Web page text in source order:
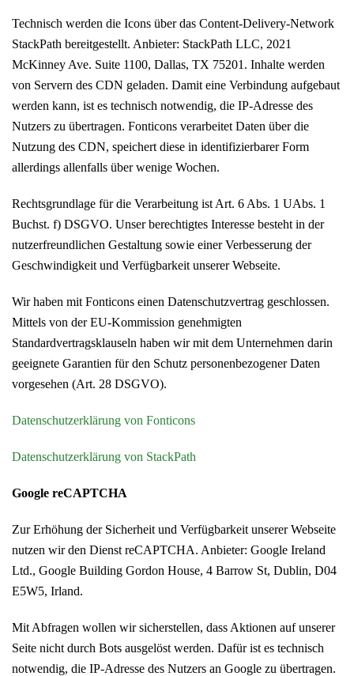
Technisch werden die Icons über das Content-Delivery-Network
StackPath bereitgestellt. Anbieter: StackPath LLC, 2021
McKinney Ave. Suite 1100, Dallas, TX 75201. Inhalte werden
von Servern des CDN geladen. Damit eine Verbindung aufgebaut
werden kann, ist es technisch notwendig, die IP-Adresse des
Nutzers zu übertragen. Fonticons verarbeitet Daten über die
Nutzung des CDN, speichert diese in identifizierbarer Form
allerdings allenfalls über wenige Wochen.
Rechtsgrundlage für die Verarbeitung ist Art. 6 Abs. 1 UAbs. 1
Buchst. f) DSGVO. Unser berechtigtes Interesse besteht in der
nutzerfreundlichen Gestaltung sowie einer Verbesserung der
Geschwindigkeit und Verfügbarkeit unserer Webseite.
Wir haben mit Fonticons einen Datenschutzvertrag geschlossen.
Mittels von der EU-Kommission genehmigten
Standardvertragsklauseln haben wir mit dem Unternehmen darin
geeignete Garantien für den Schutz personenbezogener Daten
vorgesehen (Art. 28 DSGVO).
Datenschutzerklärung von Fonticons
Datenschutzerklärung von StackPath
Google reCAPTCHA
Zur Erhöhung der Sicherheit und Verfügbarkeit unserer Webseite
nutzen wir den Dienst reCAPTCHA. Anbieter: Google Ireland
Ltd., Google Building Gordon House, 4 Barrow St, Dublin, D04
E5W5, Irland.
Mit Abfragen wollen wir sicherstellen, dass Aktionen auf unserer
Seite nicht durch Bots ausgelöst werden. Dafür ist es technisch
notwendig, die IP-Adresse des Nutzers an Google zu übertragen.